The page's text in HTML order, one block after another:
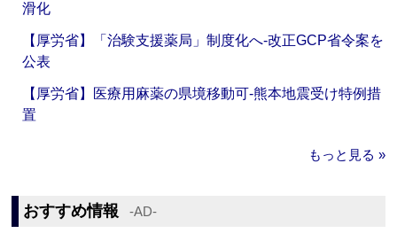
滑化
【厚労省】「治験支援薬局」制度化へ‐改正GCP省令案を
公表
【厚労省】医療用麻薬の県境移動可‐熊本地震受け特例措
置
もっと見る »
おすすめ情報 ‐AD‐